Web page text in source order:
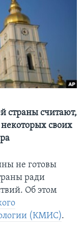
страны считают,
своих
не готовы
ради
Об этом
(КМИС).